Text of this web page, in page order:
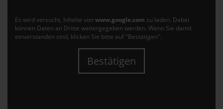
Es wird versucht, Inhalte von www.google.com zu laden. Dabei
können Daten an Dritte weitergegeben werden. Wenn Sie damit
einverstanden sind, klicken Sie bitte auf "Bestätigen".
Bestätigen